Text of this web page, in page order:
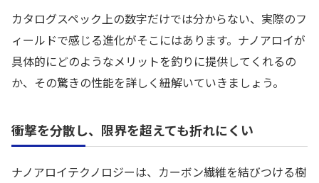
カタログスペック上の数字だけでは分からない、実際のフ
ィールドで感じる進化がそこにはあります。ナノアロイが
具体的にどのようなメリットを釣りに提供してくれるの
か、その驚きの性能を詳しく紐解いていきましょう。
衝撃を分散し、限界を超えても折れにくい
ナノアロイテクノロジーは、カーボン繊維を結びつける樹